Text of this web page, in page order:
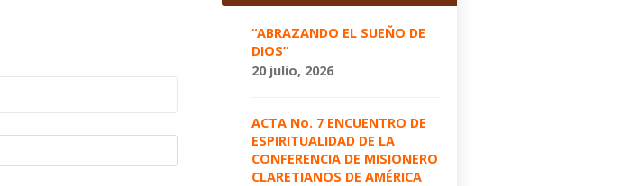
“ABRAZANDO EL SUEÑO DE
DIOS”
20 julio, 2026
ACTA No. 7 ENCUENTRO DE
ESPIRITUALIDAD DE LA
CONFERENCIA DE MISIONERO
CLARETIANOS DE AMÉRICA